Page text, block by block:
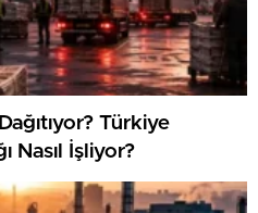
Türkiye
Nasıl İşliyor?